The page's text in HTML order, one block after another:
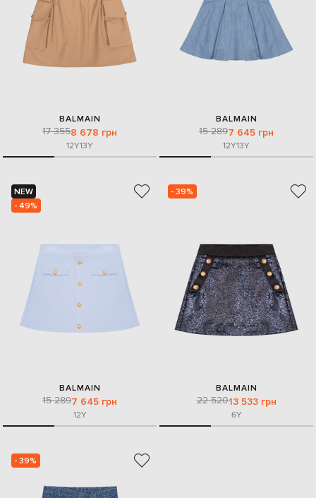
BALMAIN
17 3558 678 грн
12Y13Y
BALMAIN
15 2897 645 грн
12Y13Y
NEW
- 49%
BALMAIN
15 2897 645 грн
12Y
- 39%
BALMAIN
22 52013 533 грн
6Y
- 39%